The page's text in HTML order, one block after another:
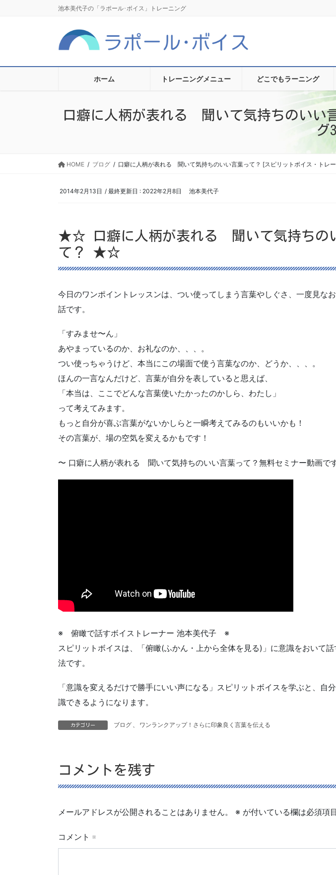
に
ョ
池本美代子の「ラポール･ボイス」トレーニング
ホーム トレーニングメニュー どこでもラーニング
口癖に人柄が表れる 聞いて気持ちのいい
グ
HOME ブログ 口癖に人柄が表れる 聞いて気持ちのいい言葉って？ [スピリットボイス・トレ
2014年2月13日 / 最終更新日 : 2022年2月8日 池本美代子
★☆ 口癖に人柄が表れる 聞いて気持ちの
て？ ★☆
今日のワンポイントレッスンは、つい使ってしまう言葉やしぐさ、一度見な
話です。
「すみませ〜ん」
あやまっているのか、お礼なのか、、、。
つい使っちゃうけど、本当にこの場面で使う言葉なのか、どうか、、、。
ほんの一言なんだけど、言葉が自分を表していると思えば、
「本当は、ここでどんな言葉使いたかったのかしら、わたし」
って考えてみます。
もっと自分が喜ぶ言葉がないかしらと一瞬考えてみるのもいいかも！
その言葉が、場の空気を変えるかもです！
〜 口癖に人柄が表れる 聞いて気持ちのいい言葉って？無料セミナー動画で
※ 俯瞰で話すボイストレーナー 池本美代子 ※
スピリットボイスは、「俯瞰(ふかん・上から全体を見る)」に意識をおいて
法です。
「意識を変えるだけで勝手にいい声になる」スピリットボイスを学ぶと、自
識できるようになります。
カテゴリー ブログ 、 ワンランクアップ！さらに印象良く言葉を伝える
コメントを残す
メールアドレスが公開されることはありません。 ※ が付いている欄は必須項
コメント ※